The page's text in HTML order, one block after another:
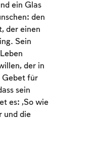
ein Glas
den
der einen
Sein
der in
Gebet für
sein
es: „So wie
und die